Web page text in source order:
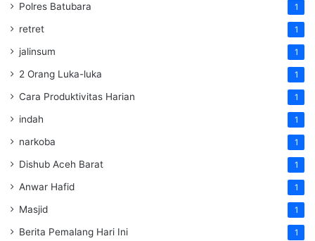
Polres Batubara 1
retret 1
jalinsum 1
2 Orang Luka-luka 1
Cara Produktivitas Harian 1
indah 1
narkoba 1
Dishub Aceh Barat 1
Anwar Hafid 1
Masjid 1
Berita Pemalang Hari Ini 1